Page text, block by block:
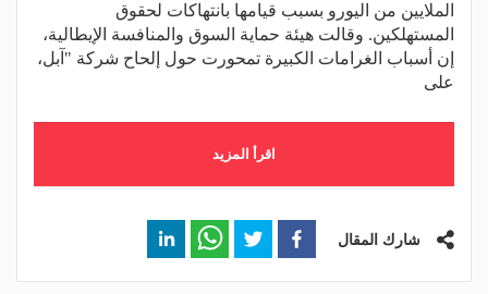
الملايين من اليورو بسبب قيامها بانتهاكات لحقوق
المستهلكين. وقالت هيئة حماية السوق والمنافسة الإيطالية،
إن أسباب الغرامات الكبيرة تمحورت حول إلحاح شركة "آبل،
على
اقرأ المزيد
شارك المقال